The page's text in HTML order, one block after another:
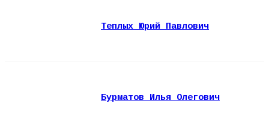
Теплых Юрий Павлович
Бурматов Илья Олегович